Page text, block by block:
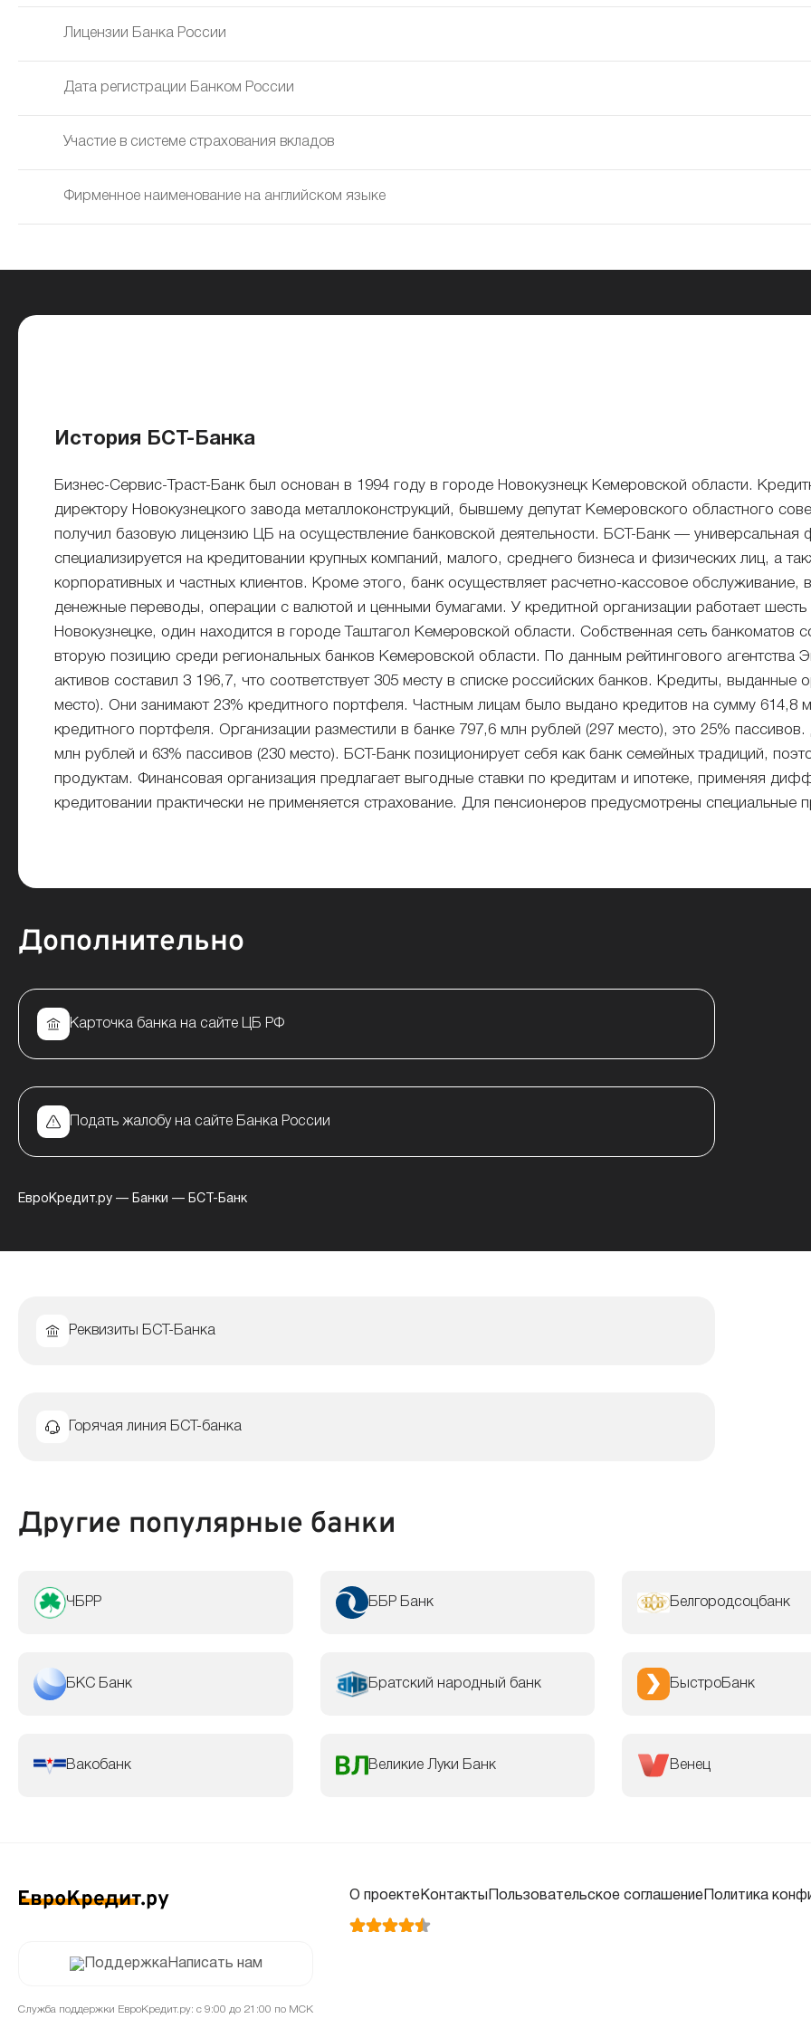
Лицензии Банка России
Дата регистрации Банком России
Участие в системе страхования вкладов
Фирменное наименование на английском языке
История БСТ-Банка
Бизнес-Сервис-Траст-Банк был основан в 1994 году в городе Новокузнецк Кемеровской области.
директору Новокузнецкого завода металлоконструкций, бывшему депутат Кемеровского областного
получил базовую лицензию ЦБ на осуществление банковской деятельности. БСТ-Банк — универсальная
специализируется на кредитовании крупных компаний, малого, среднего бизнеса и физических лиц, а
корпоративных и частных клиентов. Кроме этого, банк осуществляет расчетно-кассовое обслуживание,
денежные переводы, операции с валютой и ценными бумагами. У кредитной организации работает
Новокузнецке, один находится в городе Таштагол Кемеровской области. Собственная сеть банкоматов
вторую позицию среди региональных банков Кемеровской области. По данным рейтингового агентства
активов составил 3 196,7, что соответствует 305 месту в списке российских банков. Кредиты, выданные
место). Они занимают 23% кредитного портфеля. Частным лицам было выдано кредитов на сумму 614,8
кредитного портфеля. Организации разместили в банке 797,6 млн рублей (297 место), это 25%
млн рублей и 63% пассивов (230 место). БСТ-Банк позиционирует себя как банк семейных традиций,
продуктам. Финансовая организация предлагает выгодные ставки по кредитам и ипотеке, применяя
кредитовании практически не применяется страхование. Для пенсионеров предусмотрены специальные
Дополнительно
Карточка банка на сайте ЦБ РФ
Подать жалобу на сайте Банка России
ЕвроКредит.ру — Банки — БСТ-Банк
Реквизиты БСТ-Банка
Горячая линия БСТ-банка
Другие популярные банки
ЧБРР ББР Банк Белгородсоцбанк
БКС Банк Братский народный банк БыстроБанк
Вакобанк Великие Луки Банк Венец
Написать нам
Служба поддержки ЕвроКредит.ру: с 9:00 до 21:00 по МСК
О проекте Контакты Пользовательское соглашение Политика